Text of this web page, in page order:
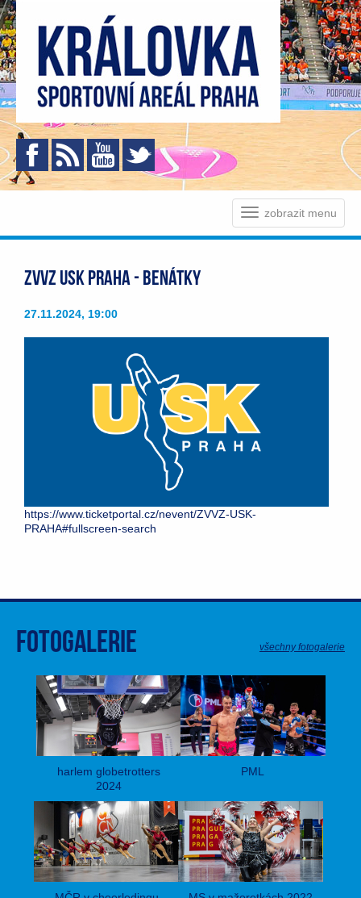
zobrazit menu
ZVVZ USK PRAHA - BENÁTKY
27.11.2024, 19:00
https://www.ticketportal.cz/nevent/ZVVZ-USK-
PRAHA#fullscreen-search
Fotogalerie všechny fotogalerie
harlem globetrotters
2024
PML